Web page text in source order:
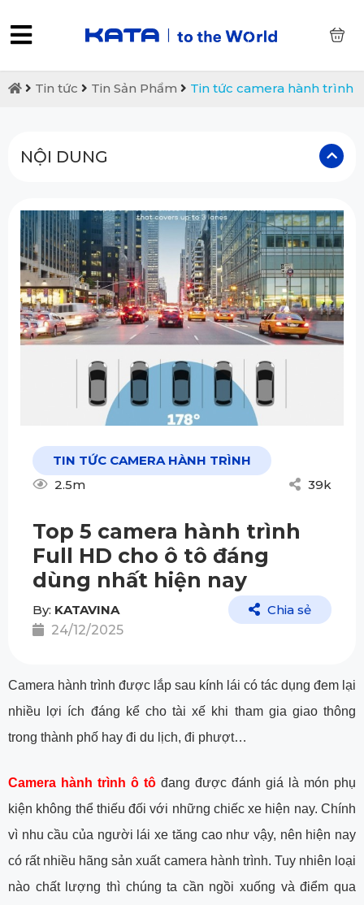
Tin tức Tin Sản Phẩm Tin tức camera hành trình
NỘI DUNG
TIN TỨC CAMERA HÀNH TRÌNH
2.5m
39k
Top 5 camera hành trình
Full HD cho ô tô đáng
dùng nhất hiện nay
By: KATAVINA
24/12/2025
Chia sẻ
Camera hành trình được lắp sau kính lái có tác dụng đem lại
nhiều lợi ích đáng kể cho tài xế khi tham gia giao thông
trong thành phố hay đi du lịch, đi phượt…
Camera hành trình ô tô đang được đánh giá là món phụ
kiện không thể thiếu đối với những chiếc xe hiện nay. Chính
vì nhu cầu của người lái xe tăng cao như vậy, nên hiện nay
có rất nhiều hãng sản xuất camera hành trình. Tuy nhiên loại
nào chất lượng thì chúng ta cần ngồi xuống và điểm qua